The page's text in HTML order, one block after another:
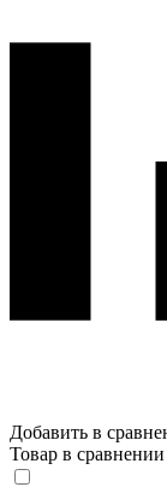
Добавить в
Товар в сравнении